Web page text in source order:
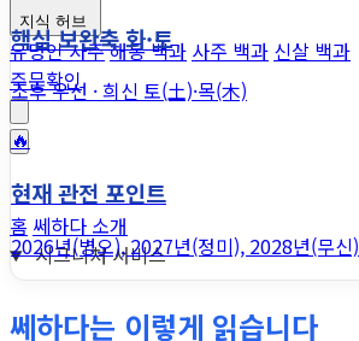
지식 허브
유명인 사주해몽 백과 사주 백과 신살 백과
주문확인
홈 쎄하다 소개
시그니처 서비스
핵심 보완축 화·토
조후 우선 · 희신 토(土)·목(木)
🔥
현재 관전 포인트
2026년(병오), 2027년(정미), 2028년(무신)
쎄하다는 이렇게 읽습니다